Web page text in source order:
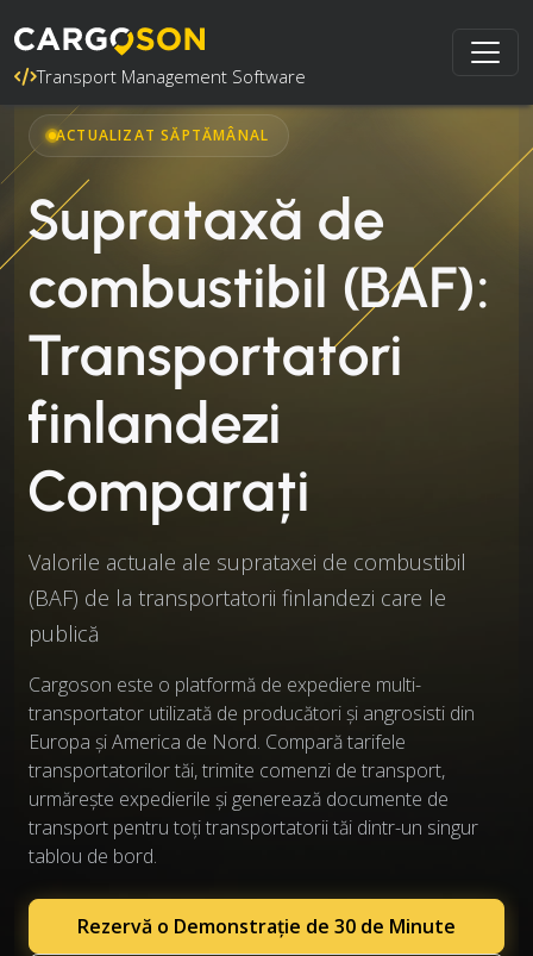
Transport Management Software
ACTUALIZAT SĂPTĂMÂNAL
Suprataxă de
combustibil (BAF):
Transportatori
finlandezi
Comparați
Valorile actuale ale suprataxei de combustibil
(BAF) de la transportatorii finlandezi care le
publică
Cargoson este o platformă de expediere multi-
transportator utilizată de producători și angrosisti din
Europa și America de Nord. Compară tarifele
transportatorilor tăi, trimite comenzi de transport,
urmărește expedierile și generează documente de
transport pentru toți transportatorii tăi dintr-un singur
tablou de bord.
Rezervă o Demonstrație de 30 de Minute